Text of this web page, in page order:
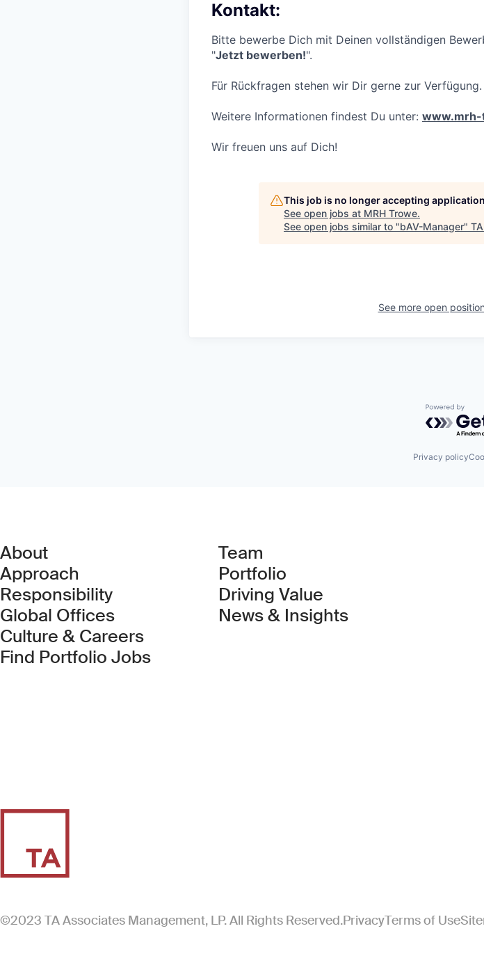
Kontakt:
Bitte bewerbe Dich mit Deinen vollständigen
"Jetzt bewerben!".
Für Rück­fragen stehen wir Dir gerne zur Ver­fügung.
Weitere Informa­tionen findest Du unter:
Wir freuen uns auf Dich!
This job is no longer accepting
See open jobs at MRH Trowe.
See open jobs similar to "bAV-Manager"
See more open
Powered
Privacy policy
About
Approach
Responsibility
Global Offices
Culture & Careers
Find Portfolio Jobs(Link opens in new window)
Team
Portfolio
Driving Value
News & Insights
©2023 TA Associates Management, LP. All Rights Reserved.PrivacyTerms of Use